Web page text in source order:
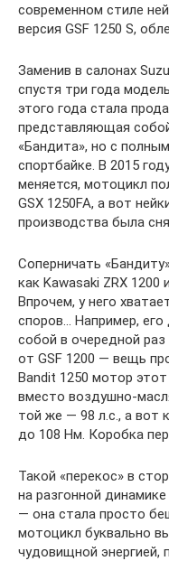
современном стиле
версия GSF 1250 S,
Заменив в салонах
спустя три года
этого года стала
представляющая
«Бандита», но с
спортбайке. В 2015
меняется, мотоцикл
GSX 1250FA, а вот
производства была
Соперничать
как Kawasaki ZRX 1200
Впрочем, у него
споров… Например,
собой в очередной
от GSF 1200 — вещь
Bandit 1250 мотор
вместо воздушно-
той же — 98 л.с., а вот
до 108 Нм. Коробка
Такой «перекос» в
на разгонной
— она стала просто
мотоцикл буквально
чудовищной энергией,